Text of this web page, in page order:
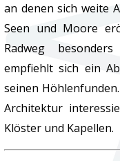
an denen sich weite
Seen und Moore
Radweg
empfiehlt sich ein
seinen
Architektur
Klöster und Kapellen.